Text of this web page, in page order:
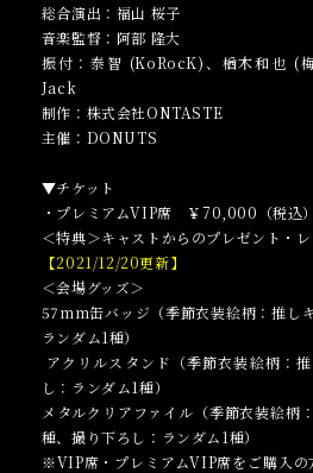
総合演出：福山 桜子
音楽監督：阿部 隆大
振付：泰智 (KoRocK)、楢木和也 (
Jack
制作：株式会社ONTASTE
主催：DONUTS
▼チケット
・プレミアムVIP席 ￥70,000（税込）
＜特典＞キャストからのプレゼント・
【2021/12/20更新】
＜会場グッズ＞
57mm缶バッジ（季節衣装絵柄：推し
ランダム1種）
アクリルスタンド（季節衣装絵柄：
し：ランダム1種）
メタルクリアファイル（季節衣装絵柄
種、撮り下ろし：ランダム1種）
※VIP席・プレミアムVIP席をご購入の